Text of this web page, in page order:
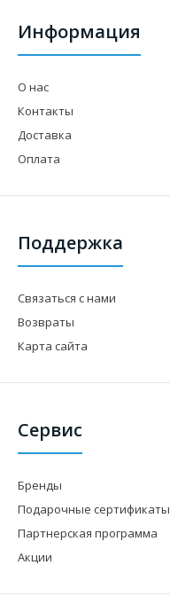
Информация
О нас
Контакты
Доставка
Оплата
Поддержка
Связаться с нами
Возвраты
Карта сайта
Сервис
Бренды
Подарочные сертификаты
Партнерская программа
Акции